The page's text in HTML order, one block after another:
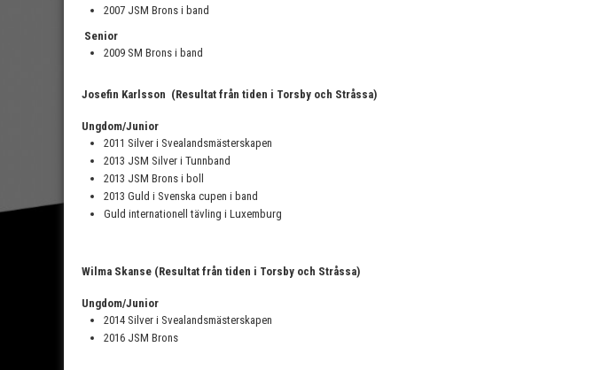
2007 JSM Brons i band
Senior
2009 SM Brons i band
Josefin Karlsson (Resultat från tiden i Torsby och Stråssa)
Ungdom/Junior
2011 Silver i Svealandsmästerskapen
2013 JSM Silver i Tunnband
2013 JSM Brons i boll
2013 Guld i Svenska cupen i band
Guld internationell tävling i Luxemburg
Wilma Skanse (Resultat från tiden i Torsby och Stråssa)
Ungdom/Junior
2014 Silver i Svealandsmästerskapen
2016 JSM Brons